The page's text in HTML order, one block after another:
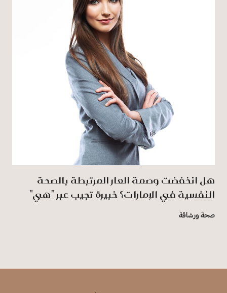
هل انخفضت وصمة العار المرتبطة بالصحة
النفسية في الإمارات؟ خبيرة تجيب عبر "هي"
صحة ورشاقة